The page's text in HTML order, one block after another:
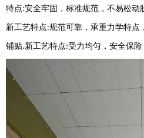
特点:安全牢固，标准规范，不易松动
新工艺特点:规范可靠，承重力学特点
铺贴.新工艺特点:受力均匀，安全保险